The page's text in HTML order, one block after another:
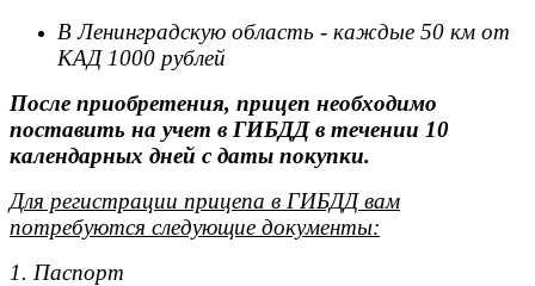
В Ленинградскую область - каждые 50 км от
КАД 1000 рублей
После приобретения, прицеп необходимо
поставить на учет в ГИБДД в течении 10
календарных дней с даты покупки.
Для регистрации прицепа в ГИБДД вам
потребуются следующие документы:
1. Паспорт